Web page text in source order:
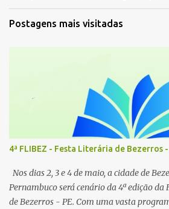
Postagens mais visitadas
4ª FLIBEZ - Festa Literária de Bezerros
Nos dias 2, 3 e 4 de maio, a cidade de
Pernambuco será cenário da 4ª edição
de Bezerros - PE. Com uma vasta